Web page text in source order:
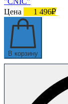
Цена
1 496₽
В корзину